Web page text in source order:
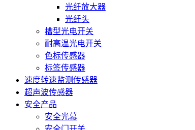
光纤放大器
光纤头
槽型光电开关
耐高温光电开关
色标传感器
标签传感器
速度转速监测传感器
超声波传感器
安全产品
安全光幕